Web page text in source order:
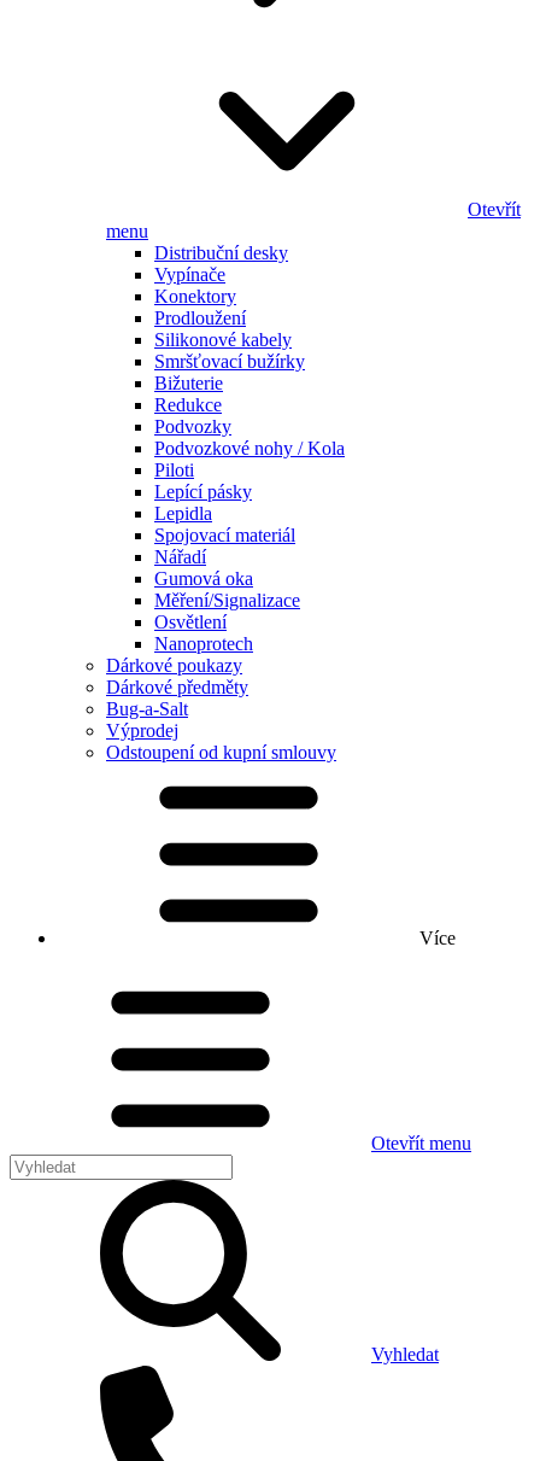
Otevřít
menu
Distribuční desky
Vypínače
Konektory
Prodloužení
Silikonové kabely
Smršťovací bužírky
Bižuterie
Redukce
Podvozky
Podvozkové nohy / Kola
Piloti
Lepící pásky
Lepidla
Spojovací materiál
Nářadí
Gumová oka
Měření/Signalizace
Osvětlení
Nanoprotech
Dárkové poukazy
Dárkové předměty
Bug-a-Salt
Výprodej
Odstoupení od kupní smlouvy
Více
Otevřít menu
Vyhledat